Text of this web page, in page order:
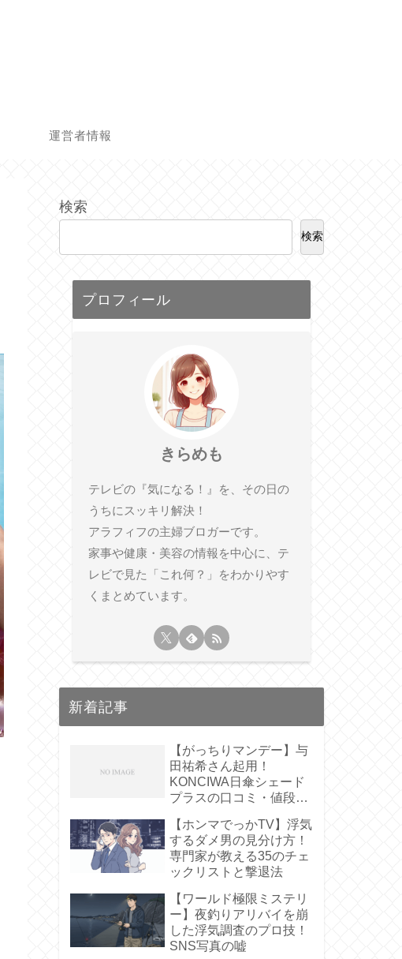
運営者情報
検索
検索
プロフィール
きらめも
テレビの『気になる！』を、その日の
うちにスッキリ解決！
アラフィフの主婦ブロガーです。
家事や健康・美容の情報を中心に、テ
レビで見た「これ何？」をわかりやす
くまとめています。
新着記事
【がっちりマンデー】与
田祐希さん起用！
KONCIWA日傘シェード
プラスの口コミ・値段
【ホンマでっかTV】浮気
するダメ男の見分け方！
専門家が教える35のチェ
ックリストと撃退法
【ワールド極限ミステリ
ー】夜釣りアリバイを崩
した浮気調査のプロ技！
SNS写真の嘘